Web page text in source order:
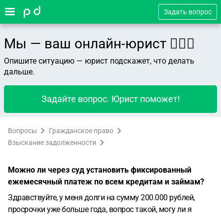
Задать вопрос
Мы — ваш онлайн-юрист 👨🏻‍⚖️
Опишите ситуацию — юрист подскажет, что делать
дальше.
Задайте вопрос. Юрист поможет!
Вопросы
Гражданское право
Взыскание задолженности
Можно ли через суд установить фиксированный
ежемесячный платеж по всем кредитам и займам?
Здравствуйте, у меня долги на сумму 200.000 рублей,
просрочки уже больше года, вопрос такой, могу ли я